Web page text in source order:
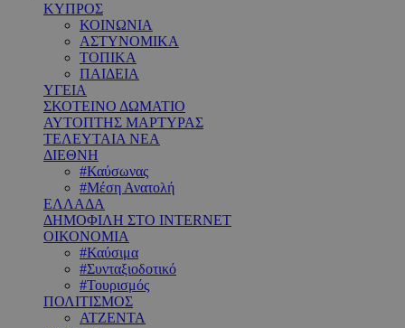
ΚΥΠΡΟΣ
ΚΟΙΝΩΝΙΑ
ΑΣΤΥΝΟΜΙΚΑ
ΤΟΠΙΚΑ
ΠΑΙΔΕΙΑ
ΥΓΕΙΑ
ΣΚΟΤΕΙΝΟ ΔΩΜΑΤΙΟ
ΑΥΤΟΠΤΗΣ ΜΑΡΤΥΡΑΣ
ΤΕΛΕΥΤΑΙΑ ΝΕΑ
ΔΙΕΘΝΗ
#Καύσωνας
#Μέση Ανατολή
ΕΛΛΑΔΑ
ΔΗΜΟΦΙΛΗ ΣΤΟ INTERNET
ΟΙΚΟΝΟΜΙΑ
#Καύσιμα
#Συνταξιοδοτικό
#Τουρισμός
ΠΟΛΙΤΙΣΜΟΣ
ΑΤΖΕΝΤΑ